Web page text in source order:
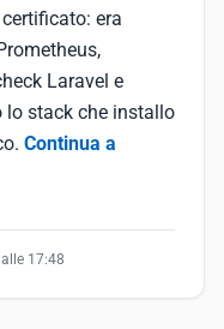
era
Laravel e
lo stack che installo
Continua a
17:48